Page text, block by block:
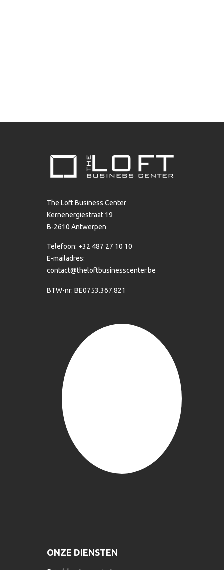
The Loft Business Center
Kernenergiestraat 19
B-2610 Antwerpen
Telefoon: +32 487 27 10 10
E-mailadres:
contact@theloftbusinesscenter.be
BTW-nr: BE0753.367.821
ONZE DIENSTEN